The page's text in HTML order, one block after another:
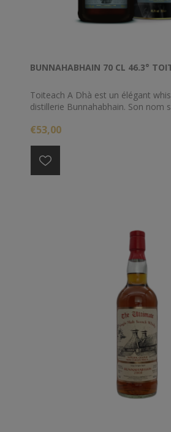
BUNNAHABHAIN 70 CL 46.3°
Toiteach A Dhà est un élégant
distillerie Bunnahabhain. Son nom
Toiteach. Son vieillissement dans
douceur du sherry, des arômes
un fumé agréable avec des
des épices chaudes.
€53,00